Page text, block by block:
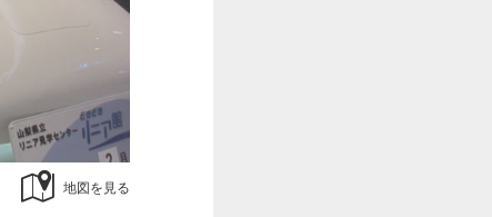
地図を見る